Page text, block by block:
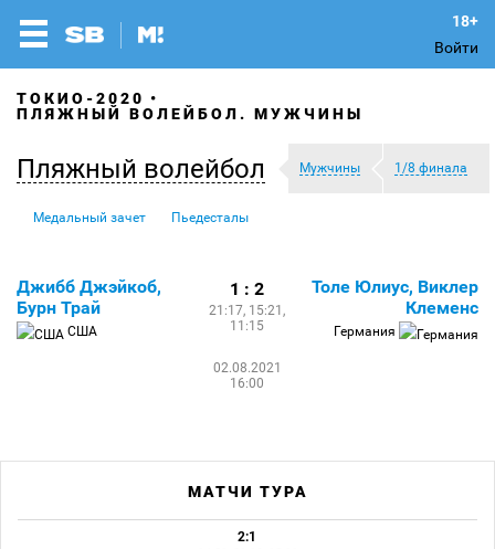
Войти
ТОКИО-2020
ПЛЯЖНЫЙ ВОЛЕЙБОЛ. МУЖЧИНЫ
Пляжный волейбол Мужчины 1/8 финала
Медальный зачет Пьедесталы
Джибб Джэйкоб,
Бурн Трай
США
1 : 2
21:17, 15:21,
11:15
02.08.2021
16:00
Толе Юлиус, Виклер
Клеменс
Германия
МАТЧИ ТУРА
2:1